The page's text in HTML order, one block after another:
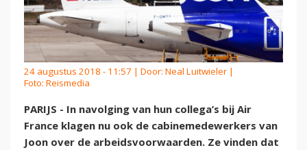
24 augustus 2018 - 11:57 | Door: Neal Luitwieler |
Foto: Reismedia
PARIJS - In navolging van hun collega’s bij Air
France klagen nu ook de cabinemedewerkers van
Joon over de arbeidsvoorwaarden. Ze vinden dat